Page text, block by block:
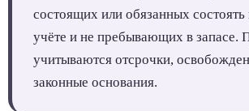
состоящих или обязанных
учёте и не пребывающих в запасе.
учитываются отсрочки,
законные основания.